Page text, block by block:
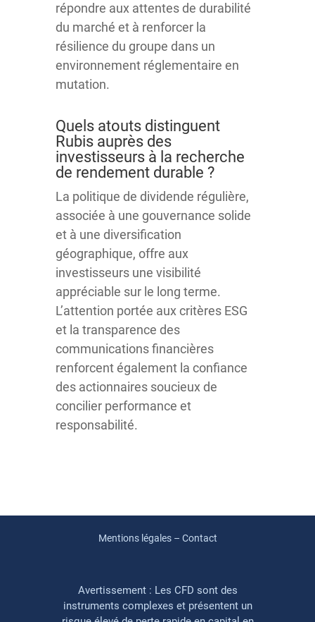
répondre aux attentes de durabilité
du marché et à renforcer la
résilience du groupe dans un
environnement réglementaire en
mutation.
Quels atouts distinguent
Rubis auprès des
investisseurs à la recherche
de rendement durable ?
La politique de dividende régulière,
associée à une gouvernance solide
et à une diversification
géographique, offre aux
investisseurs une visibilité
appréciable sur le long terme.
L’attention portée aux critères ESG
et la transparence des
communications financières
renforcent également la confiance
des actionnaires soucieux de
concilier performance et
responsabilité.
Mentions légales – Contact
Avertissement : Les CFD sont des
instruments complexes et présentent un